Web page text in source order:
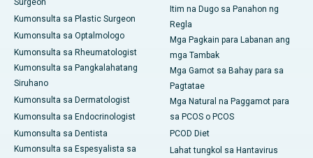
Surgeon
Kumonsulta sa Plastic Surgeon
Kumonsulta sa Optalmologo
Kumonsulta sa Rheumatologist
Kumonsulta sa Pangkalahatang
Siruhano
Kumonsulta sa Dermatologist
Kumonsulta sa Endocrinologist
Kumonsulta sa Dentista
Kumonsulta sa Espesyalista sa
Itim na Dugo sa Panahon ng
Regla
Mga Pagkain para Labanan ang
mga Tambak
Mga Gamot sa Bahay para sa
Pagtatae
Mga Natural na Paggamot para
sa PCOS o PCOS
PCOD Diet
Lahat tungkol sa Hantavirus